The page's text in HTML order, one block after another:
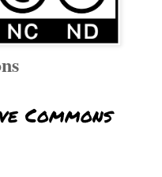
Commons